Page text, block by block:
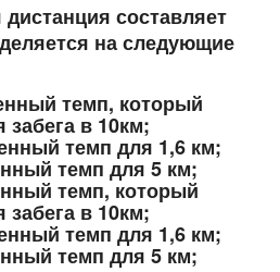
составляет
на следующие
темп, который
забега в 10км;
темп для 1,6 км;
темп для 5 км;
темп, который
забега в 10км;
темп для 1,6 км;
темп для 5 км;